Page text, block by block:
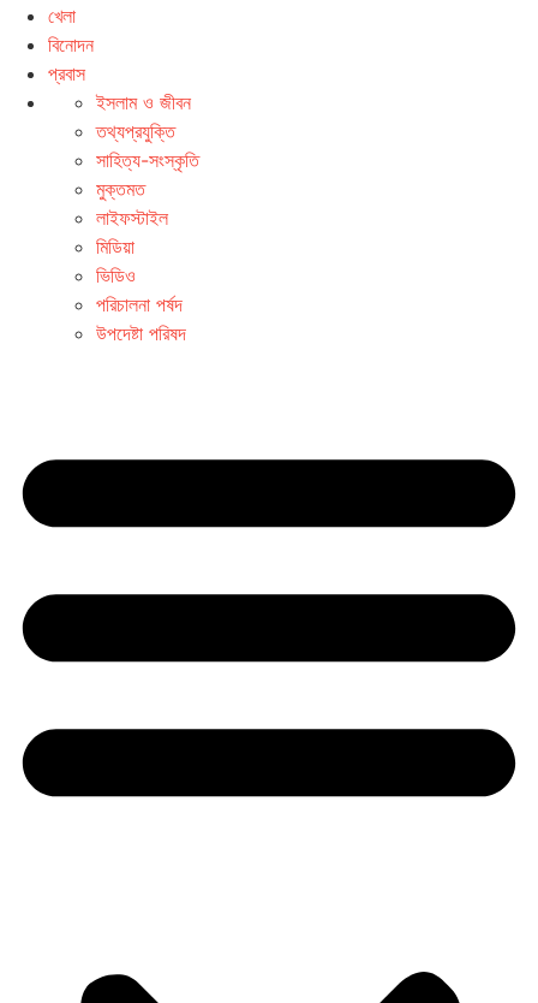
খেলা
বিনোদন
প্রবাস
ইসলাম ও জীবন
তথ্যপ্রযুক্তি
সাহিত্য-সংস্কৃতি
মুক্তমত
লাইফস্টাইল
মিডিয়া
ভিডিও
পরিচালনা পর্ষদ
উপদেষ্টা পরিষদ